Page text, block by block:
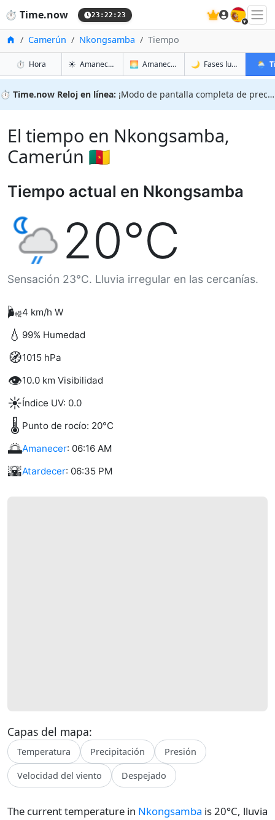
⏱️ Time.now 23:22:24 🇪🇸
InicioCamerún Nkongsamba Tiempo
⏱️ Horaen Nkongsamba
☀️ Amanecer y atardecer en Nkongsamba
🌅 Amanecer y atardecer mañana en
🌙 Fases lunares en
🌦️
⏱️ Time.now Reloj en línea: ¡Modo de pantalla completa de precisión!
El tiempo en Nkongsamba,
Camerún 🇨🇲
Tiempo actual en Nkongsamba
20°C
Sensación 23°C. Lluvia irregular en las cercanías.
🌬️4 km/h W
💧 99% Humedad
🧭1015 hPa
👁️10.0 km Visibilidad
☀️Índice UV: 0.0
🌡️ Punto de rocío: 20°C
🌅Amanecer: 06:16 AM
🌇Atardecer: 06:35 PM
Capas del mapa:
Temperatura Precipitación Presión
Velocidad del viento Despejado
The current temperature in Nkongsamba is 20°C, lluvia